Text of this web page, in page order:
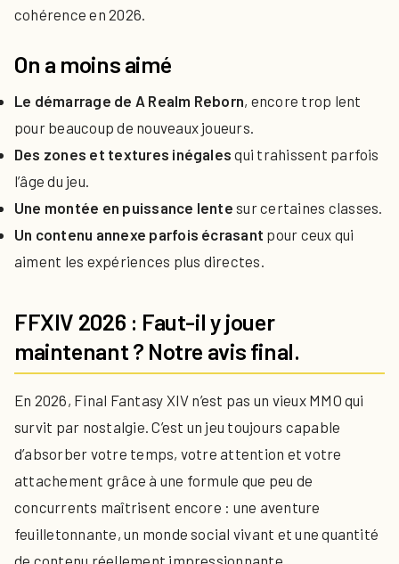
cohérence en 2026.
On a moins aimé
Le démarrage de A Realm Reborn, encore trop lent
pour beaucoup de nouveaux joueurs.
Des zones et textures inégales qui trahissent parfois
l’âge du jeu.
Une montée en puissance lente sur certaines classes.
Un contenu annexe parfois écrasant pour ceux qui
aiment les expériences plus directes.
FFXIV 2026 : Faut-il y jouer
maintenant ? Notre avis final.
En 2026, Final Fantasy XIV n’est pas un vieux MMO qui
survit par nostalgie. C’est un jeu toujours capable
d’absorber votre temps, votre attention et votre
attachement grâce à une formule que peu de
concurrents maîtrisent encore : une aventure
feuilletonnante, un monde social vivant et une quantité
de contenu réellement impressionnante.